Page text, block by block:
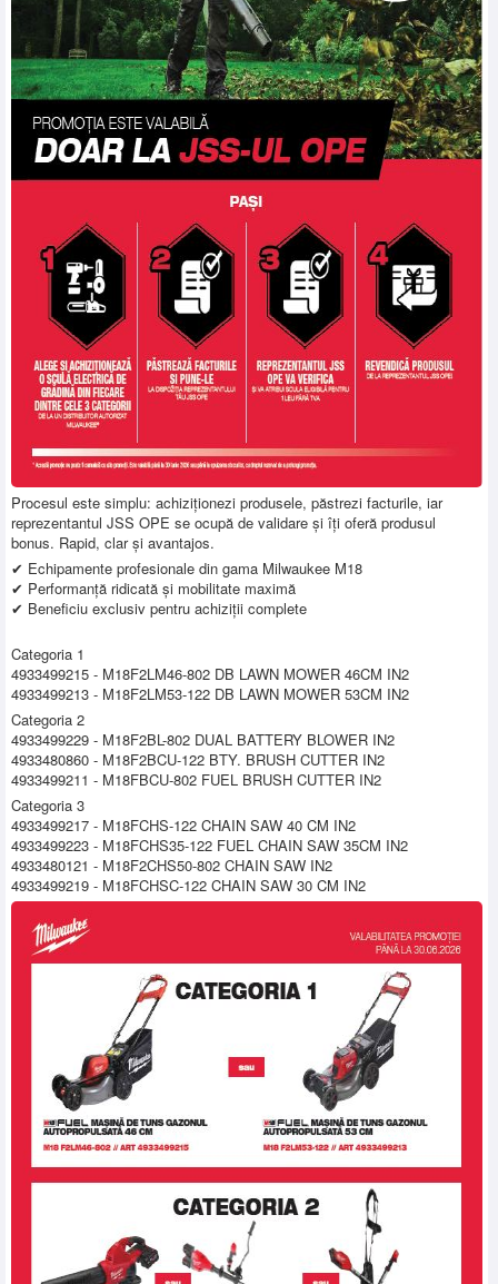
Procesul este simplu: achiziționezi produsele, păstrezi facturile, iar
reprezentantul JSS OPE se ocupă de validare și îți oferă produsul
bonus. Rapid, clar și avantajos.
✔ Echipamente profesionale din gama Milwaukee M18
✔ Performanță ridicată și mobilitate maximă
✔ Beneficiu exclusiv pentru achiziții complete
Categoria 1
4933499215 - M18F2LM46-802 DB LAWN MOWER 46CM IN2
4933499213 - M18F2LM53-122 DB LAWN MOWER 53CM IN2
Categoria 2
4933499229 - M18F2BL-802 DUAL BATTERY BLOWER IN2
4933480860 - M18F2BCU-122 BTY. BRUSH CUTTER IN2
4933499211 - M18FBCU-802 FUEL BRUSH CUTTER IN2
Categoria 3
4933499217 - M18FCHS-122 CHAIN SAW 40 CM IN2
4933499223 - M18FCHS35-122 FUEL CHAIN SAW 35CM IN2
4933480121 - M18F2CHS50-802 CHAIN SAW IN2
4933499219 - M18FCHSC-122 CHAIN SAW 30 CM IN2